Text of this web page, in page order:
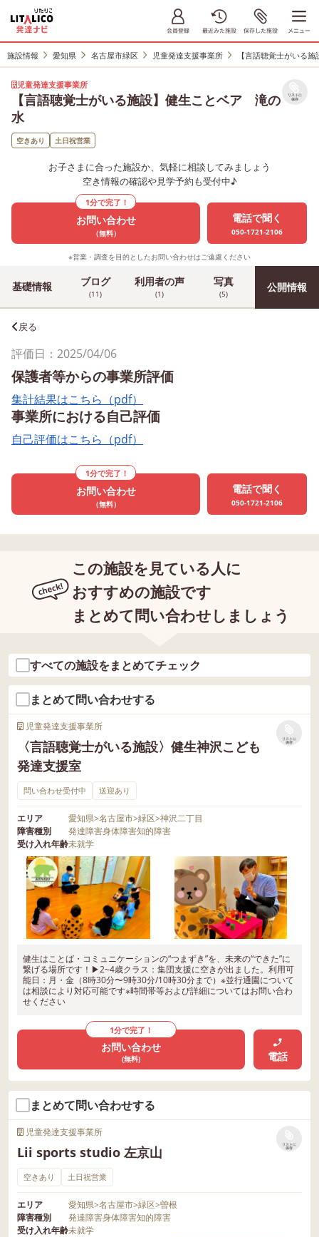
施設情報 愛知県 名古屋市緑区 児童発達支援事業所 【言語聴覚士がいる
児童発達支援事業所
【言語聴覚士がいる施設】健生ことベア 滝の
水
リストに
保存
空きあり 土日祝営業
お子さまに合った施設か、気軽に相談してみましょう
空き情報の確認や見学予約も受付中♪
1分で完了！
お問い合わせ
（無料）
電話で聞く
050-1721-2106
※営業・調査を目的としたお問い合わせはご遠慮ください
基礎情報 ブログ
(11)
利用者の声
(1)
写真
(5) 公開情報
戻る
評価日：2025/04/06
保護者等からの事業所評価
集計結果はこちら（pdf）
事業所における自己評価
自己評価はこちら（pdf）
1分で完了！
お問い合わせ
（無料）
電話で聞く
050-1721-2106
この施設を見ている人に
おすすめの施設です
まとめて問い合わせしましょう
すべての施設をまとめてチェック
まとめて問い合わせする
児童発達支援事業所
〈言語聴覚士がいる施設〉健生神沢こども
発達支援室
リストに
保存
問い合わせ受付中 送迎あり
エリア 愛知県>名古屋市>緑区>神沢二丁目
障害種別
発達障害身体障害知的障害
受け入れ年齢未就学
健生はことば・コミュニケーションの“つまずき”を、未来の“できた”に
繋げる場所です！▶︎2~4歳クラス：集団支援に空きが出ました。利用可
能日：月・金（8時30分〜9時30分/10時30分まで）※並行通園について
は相談により対応可能です※時間帯等および詳細についてはお問い合わ
せください
1分で完了！
お問い合わせ
(無料) 電話
まとめて問い合わせする
児童発達支援事業所
Lii sports studio 左京山
リストに
保存
空きあり 土日祝営業
エリア 愛知県>名古屋市>緑区>曽根
障害種別
発達障害身体障害知的障害
受け入れ年齢未就学